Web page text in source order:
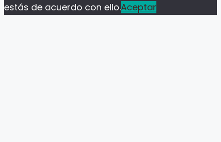
estás de acuerdo con ello.Aceptar